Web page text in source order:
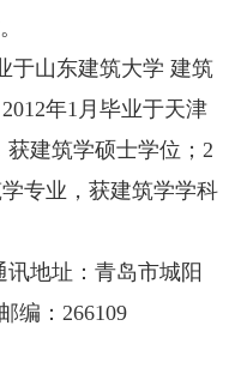
山东建筑大学 建筑
年1月毕业于天津
建筑学硕士学位；2
专业，获建筑学学科
地址：青岛市城阳
编：266109